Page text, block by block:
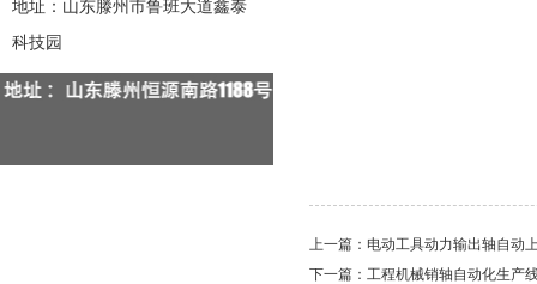
地址：山东滕州市鲁班大道鑫泰
科技园
上一篇： 电动工具动力输出轴自动
下一篇： 工程机械销轴自动化生产